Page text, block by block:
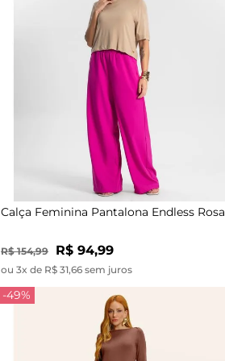
Calça Feminina Pantalona Endless Rosa
R$ 154,99 R$ 94,99
ou 3x de R$ 31,66 sem juros
-49%